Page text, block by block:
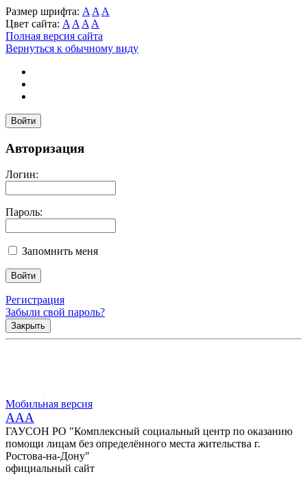
Размер шрифта: A A A
Цвет сайта: A A A A
Полная версия сайта
Вернуться к обычному виду
Войти
Авторизация
Логин:
Пароль:
Запомнить меня
Регистрация
Забыли свой пароль?
Закрыть
Мобильная версия
AAA
ГАУСОН РО "Комплексный социальный центр по оказанию
помощи лицам без определённого места жительства г.
Ростова-на-Дону"
официальный сайт